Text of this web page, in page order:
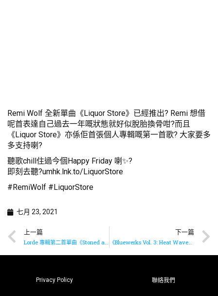
Remi Wolf 全新單曲《Liquor Store》已經推出? Remi 想借
呢首表達自己過去一年嘅狀態就好似脫胎換骨咁?而且
《Liquor Store》亦係佢首張個人專輯嘅第一首歌? 大家要多
多支持喇?
聽歌chill住過今個Happy Friday 喇✨?
即刻去聽?umhk.lnk.to/LiquorStore
#RemiWolf #LiquorStore
七月 23, 2021
上一篇
Lorde 專輯第二首單曲《Stoned at The Nail Salon》已經推出✨??
下一篇
《Bluewerks Vol. 3: Heat Wave》??
Privacy Policy 聯絡我們